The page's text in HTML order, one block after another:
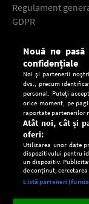
Regulament
GDPR
Descarcă
Setări:
Dark
Nouă ne
confidențiale
Noi și partenerii
dvs., precum
personal. Puteți
orice moment, pe
raportate partenerilor
Atât noi, cât și
oferi:
Utilizarea unor date
dispozitivului pentru
un dispozitiv.
de conținut,
Listă parteneri